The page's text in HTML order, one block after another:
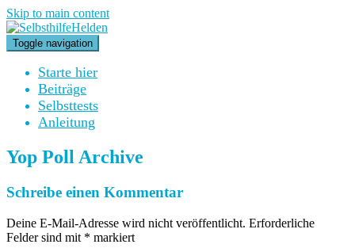
Skip to main content
Toggle navigation
Starte hier
Beiträge
Selbsttests
Anleitung
Yop Poll Archive
Schreibe einen Kommentar
Deine E-Mail-Adresse wird nicht veröffentlicht. Erforderliche
Felder sind mit * markiert